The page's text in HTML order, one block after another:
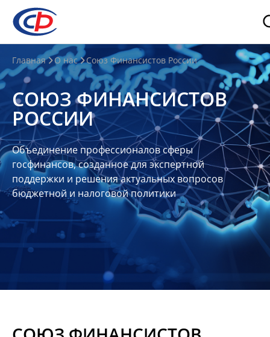
О
нас
О
СФР
Совет
Союза
Участники
Планы
отчеты
Контакты
Главная О нас Союз Финансистов России
СОЮЗ ФИНАНСИСТОВ
РОССИИ
Объединение профессионалов сферы
госфинансов, созданное для экспертной
поддержки и решения актуальных вопросов
бюджетной и налоговой политики